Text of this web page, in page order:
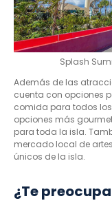
Splash
Además de las
cuenta con opciones
comida para todos
opciones más
para toda la isla.
mercado local de
únicos de la isla.
¿Te